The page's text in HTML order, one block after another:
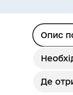
Опис
Де